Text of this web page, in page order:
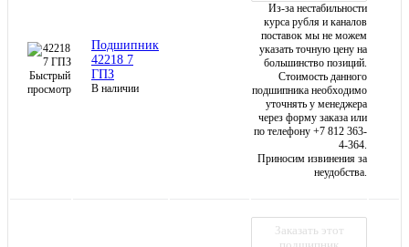
Быстрый
просмотр
Подшипник
42218 7
ГПЗ
В наличии
Из-за нестабильности
курса рубля и каналов
поставок мы не можем
указать точную цену на
большинство позиций.
Стоимость данного
подшипника необходимо
уточнять у менеджера
через форму заказа или
по телефону +7 812 363-
4-364.
Приносим извинения за
неудобства.
Заказать этот